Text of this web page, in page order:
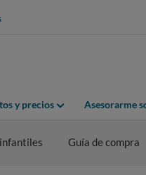
y precios Asesorarme
Guía de compra